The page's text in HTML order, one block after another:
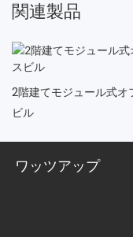
関連製品
2階建てモジュール式オ
ビル
ワッツアップ